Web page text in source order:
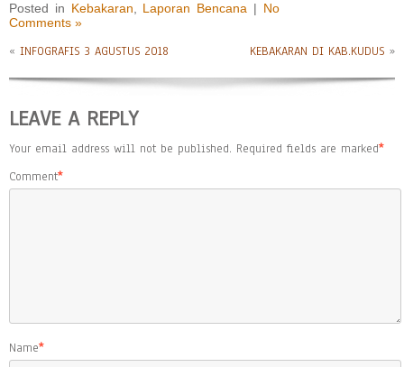
Posted in Kebakaran Laporan Bencana | No
Comments »
« INFOGRAFIS 3 AGUSTUS 2018 KEBAKARAN DI KAB.KUDUS »
LEAVE A REPLY
Your email address will not be published. Required fields are marked*
Comment*
Name*